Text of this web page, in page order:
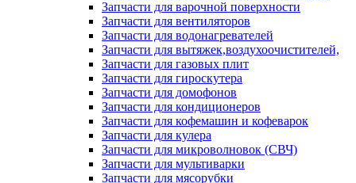
Запчасти для варочной поверхности
Запчасти для вентиляторов
Запчасти для водонагревателей
Запчасти для вытяжек,воздухоочистителей,
Запчасти для газовых плит
Запчасти для гироскутера
Запчасти для домофонов
Запчасти для кондиционеров
Запчасти для кофемашин и кофеварок
Запчасти для кулера
Запчасти для микроволновок (СВЧ)
Запчасти для мультиварки
Запчасти для мясорубки